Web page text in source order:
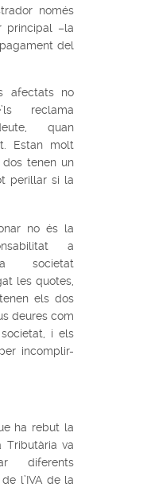
només
principal –la
del
afectats no
reclama
quan
Estan molt
tenen un
perillar si la
no és la
a
societat
les quotes,
els dos
deures com
i els
incomplir-
ha rebut la
Tributària va
diferents
l’IVA de la